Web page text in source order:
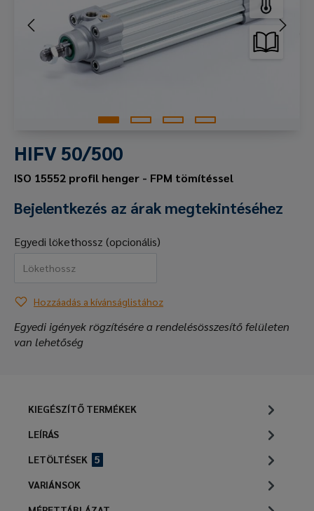
HIFV 50/500
ISO 15552 profil henger - FPM tömítéssel
Bejelentkezés az árak megtekintéséhez
Egyedi lökethossz (opcionális)
Hozzáadás a kívánságlistához
Egyedi igények rögzítésére a rendelésösszesítő felületen
van lehetőség
KIEGÉSZÍTŐ TERMÉKEK
LEÍRÁS
LETÖLTÉSEK
5
VARIÁNSOK